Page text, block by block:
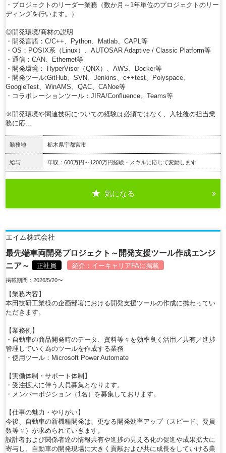
・プロジェクトのリーダー業務（数か月～1年単位のプロジェクトのリー
ディングを行います。）
◎開発環境/商材の説明
・開発言語：C/C++、Python、Matlab、CAPL等
・OS：POSIX系（Linux）、AUTOSAR Adaptive / Classic Platform等
・通信：CAN、Ethernet等
・開発環境： HyperVisor（QNX）、AWS、Docker等
・開発ツール:GitHub、SVN、Jenkins、c++test、Polyspace、
GoogleTest、WinAMS、QAC、CANoe等
・コラボレーションツール：JIRA/Confluence、Teams等
※開発環境や関連技術についての経験は必須ではなく、入社後の担当業
務に応…
勤務地 栃木県宇都宮市
給与 年収：600万円～1200万円経験・スキルに応じて変動します
気になる
エイム株式会社
最先端車両開発プロジェクト～開発支援ツール作成エンジ
ニア～
正社員 紹介： イーキャリアFAに掲載
掲載期間：2026/5/20〜
【業務内容】
本田技研工業様の企画部署における開発支援ツールの作成に携わってい
ただきます。
【業務例】
・自動車の商品開発時のデータ、資料等々を効率良く活用／共有／進捗
管理していく為のツールを作成する業務
・使用ツール：Microsoft Power Automate
【実働体制・サポート体制】
・受注拡大に伴う人員募集となります。
・メンバーポジション（1名）を募集しております。
【仕事の魅力・やりがい】
今後、自動車の新機種開発は、更なる開発効率アップ（スピード、要員
数等々）が求められていきます。
設計者および関係者達の情報共有や進捗の見える化の促進や成果拡大に
寄与し、自動車の開発現場に大きく貢献および共に成長をしていける業